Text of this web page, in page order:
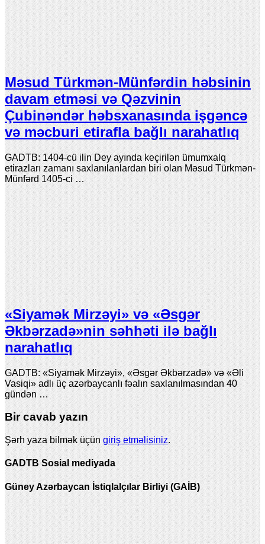
Məsud Türkmən-Münfərdin həbsinin
davam etməsi və Qəzvinin
Çubinəndər həbsxanasında işgəncə
və məcburi etirafla bağlı narahatlıq
GADTB: 1404-cü ilin Dey ayında keçirilən ümumxalq
etirazları zamanı saxlanılanlardan biri olan Məsud Türkmən-
Münfərd 1405-ci …
«Siyamək Mirzəyi» və «Əsgər
Əkbərzadə»nin səhhəti ilə bağlı
narahatlıq
GADTB: «Siyamək Mirzəyi», «Əsgər Əkbərzadə» və «Əli
Vasiqi» adlı üç azərbaycanlı fəalın saxlanılmasından 40
gündən …
Bir cavab yazın
Şərh yaza bilmək üçüngiriş etməlisiniz.
GADTB Sosial mediyada
Güney Azərbaycan İstiqlalçılar Birliyi (GAİB)